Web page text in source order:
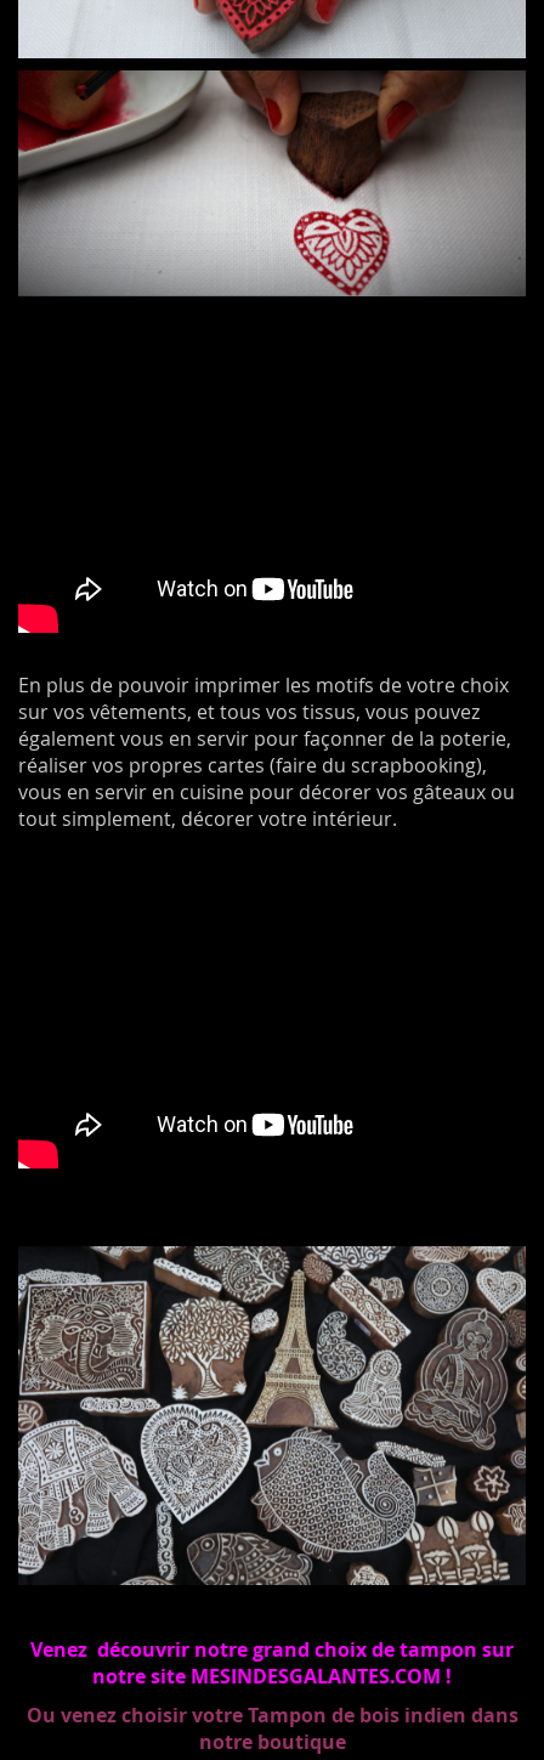
En plus de pouvoir imprimer les motifs de votre choix
sur vos vêtements, et tous vos tissus, vous pouvez
également vous en servir pour façonner de la poterie,
réaliser vos propres cartes (faire du scrapbooking),
vous en servir en cuisine pour décorer vos gâteaux ou
tout simplement, décorer votre intérieur.
Venez découvrir notre grand choix de tampon sur
notre site MESINDESGALANTES.COM !
Ou venez choisir votre Tampon de bois indien dans
notre boutique